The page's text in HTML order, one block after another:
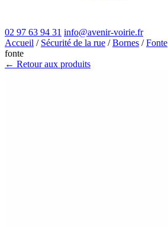
02 97 63 94 31 info@avenir-voirie.fr
Accueil / Sécurité de la rue /Bornes /Fonte
fonte
← Retour aux produits